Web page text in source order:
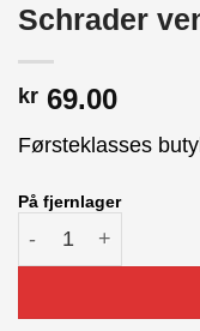
Schrader
kr 69.00
Førsteklasses
På fjernlager